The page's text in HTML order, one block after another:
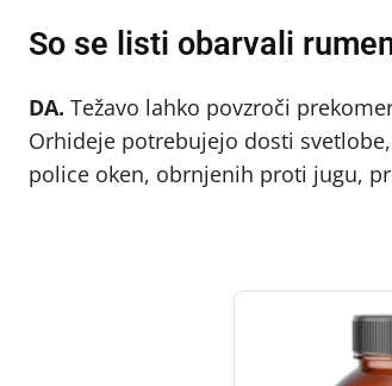
So se listi obarvali
DA. Težavo lahko povzroči
Orhideje potrebujejo dosti
police oken, obrnjenih proti jugu,